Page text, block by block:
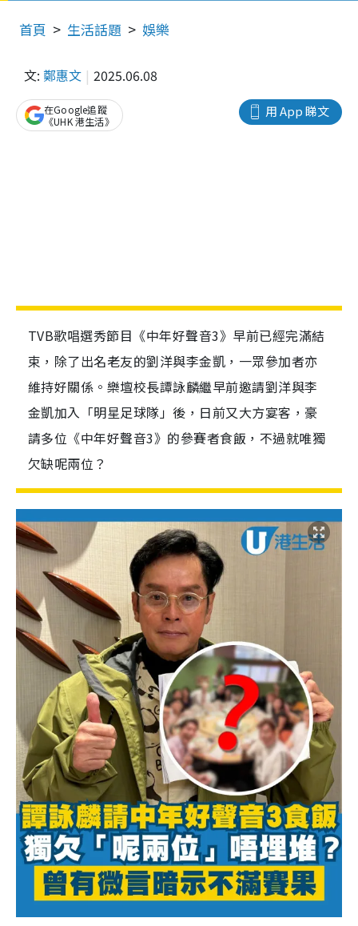
首頁 生活話題 娛樂
文: 鄭惠文 2025.06.08
用 App 睇文
在Google追蹤
《UHK 港生活》
TVB歌唱選秀節目《中年好聲音3》早前已經完滿結
束，除了出名老友的劉洋與李金凱，一眾參加者亦
維持好關係。樂壇校長譚詠麟繼早前邀請劉洋與李
金凱加入「明星足球隊」後，日前又大方宴客，豪
請多位《中年好聲音3》的參賽者食飯，不過就唯獨
欠缺呢兩位？